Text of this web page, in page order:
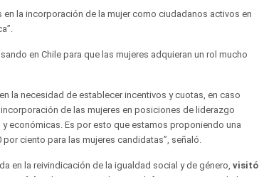
la incorporación de la mujer como ciudadanos activos en
en Chile para que las mujeres adquieran un rol mucho
la necesidad de establecer incentivos y cuotas, en caso
de las mujeres en posiciones de liderazgo
económicas. Es por esto que estamos proponiendo una
ciento para las mujeres candidatas”, señaló.
en la reivindicación de la igualdad social y de género, visitó